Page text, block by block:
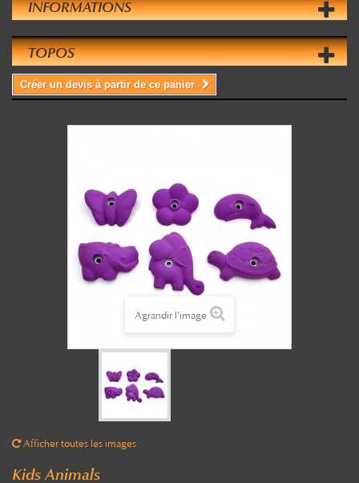
INFORMATIONS
TOPOS
Créer un devis à partir de ce panier
Agrandir l'image
Afficher toutes les images
Kids Animals